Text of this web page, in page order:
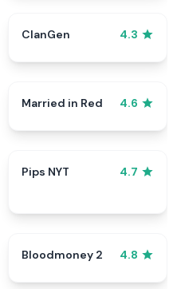
ClanGen 4.3
Married in Red 4.6
Pips NYT 4.7
Bloodmoney 2 4.8